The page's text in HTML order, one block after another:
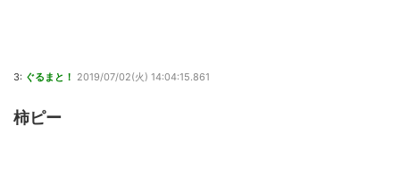
3: ぐるまと！ 2019/07/02(火) 14:04:15.861
柿ピー